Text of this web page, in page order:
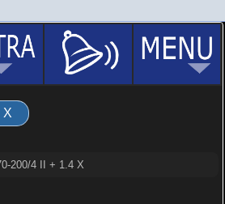
X
200/4 II + 1.4 X